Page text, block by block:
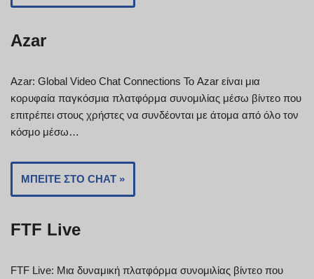
Azar
Azar: Global Video Chat Connections Το Azar είναι μια
κορυφαία παγκόσμια πλατφόρμα συνομιλίας μέσω βίντεο που
επιτρέπει στους χρήστες να συνδέονται με άτομα από όλο τον
κόσμο μέσω…
ΜΠΕΊΤΕ ΣΤΟ CHAT »
FTF Live
FTF Live: Μια δυναμική πλατφόρμα συνομιλίας βίντεο που